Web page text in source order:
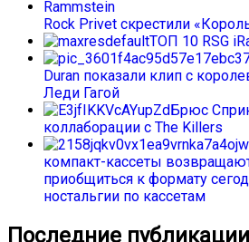
Rock Privet скрестили
ТОП 10 RSG
Duran показали клип с
Леди Гагой
Брюс
коллаборации с The Killers
компакт-кассеты
приобщиться к формату
ностальгии по кассетам
Последние публикации